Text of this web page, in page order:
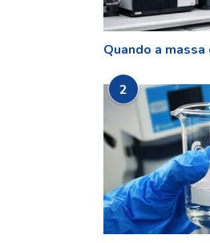
Quando a
2